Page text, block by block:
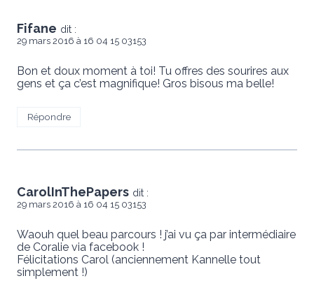
Fifane dit :
29 mars 2016 à 16 04 15 03153
Bon et doux moment à toi! Tu offres des sourires aux
gens et ça c’est magnifique! Gros bisous ma belle!
Répondre
CarolInThePapers dit :
29 mars 2016 à 16 04 15 03153
Waouh quel beau parcours ! j’ai vu ça par intermédiaire
de Coralie via facebook !
Félicitations Carol (anciennement Kannelle tout
simplement !)